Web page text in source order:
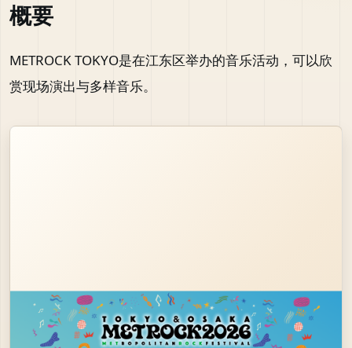
概要
METROCK TOKYO是在江东区举办的音乐活动，可以欣
赏现场演出与多样音乐。